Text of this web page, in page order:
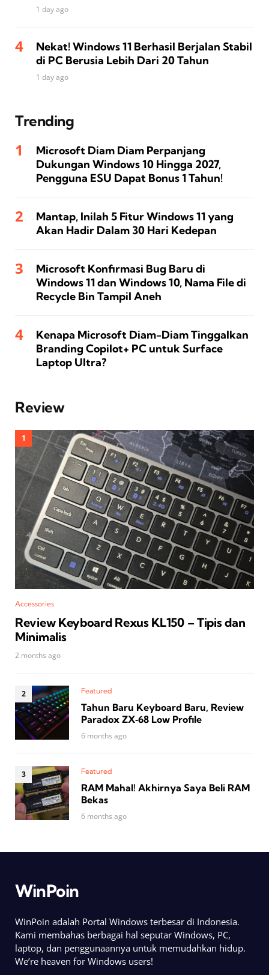
1 day ago
Nekat! Windows 11 Berhasil Berjalan Stabil
di PC Berusia Lebih Dari 20 Tahun
1 day ago
Trending
Microsoft Diam Diam Perpanjang
Dukungan Windows 10 Hingga 2027,
Pengguna ESU Dapat Bonus 1 Tahun!
Mantap, Inilah 5 Fitur Windows 11 yang
Akan Hadir Dalam 30 Hari Kedepan
Microsoft Konfirmasi Bug Baru di
Windows 11 dan Windows 10, Nama File di
Recycle Bin Tampil Aneh
Kenapa Microsoft Diam-Diam Tinggalkan
Branding Copilot+ PC untuk Surface
Laptop Ultra?
Review
Accessories
Review Keyboard Rexus KL150 – Tipis dan
Minimalis
2 months ago
Featured
Tahun Baru Keyboard Baru, Review
Paradox ZX‑68 Low Profile
6 months ago
Featured
RAM Mahal! Akhirnya Saya Beli RAM
Bekas
6 months ago
WinPoin
WinPoin adalah Portal Windows terbesar di Indonesia.
Kami membahas berbagai hal seputar Windows, PC,
laptop, dan penggunaannya untuk memudahkan hidup.
We’re heaven for Windows users!